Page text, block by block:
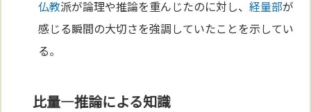
仏教派が論理や推論を重んじたのに対し、経量部が
感じる瞬間の大切さを強調していたことを示してい
る。
比量―推論による知識